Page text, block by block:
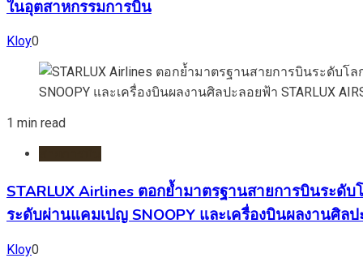
ในอุตสาหกรรมการบิน
Kloy0
1 min read
STARLUX Airlines ตอกย้ำมาตรฐานสายการบินระดั
ระดับผ่านแคมเปญ SNOOPY และเครื่องบินผลงานศิล
Kloy0